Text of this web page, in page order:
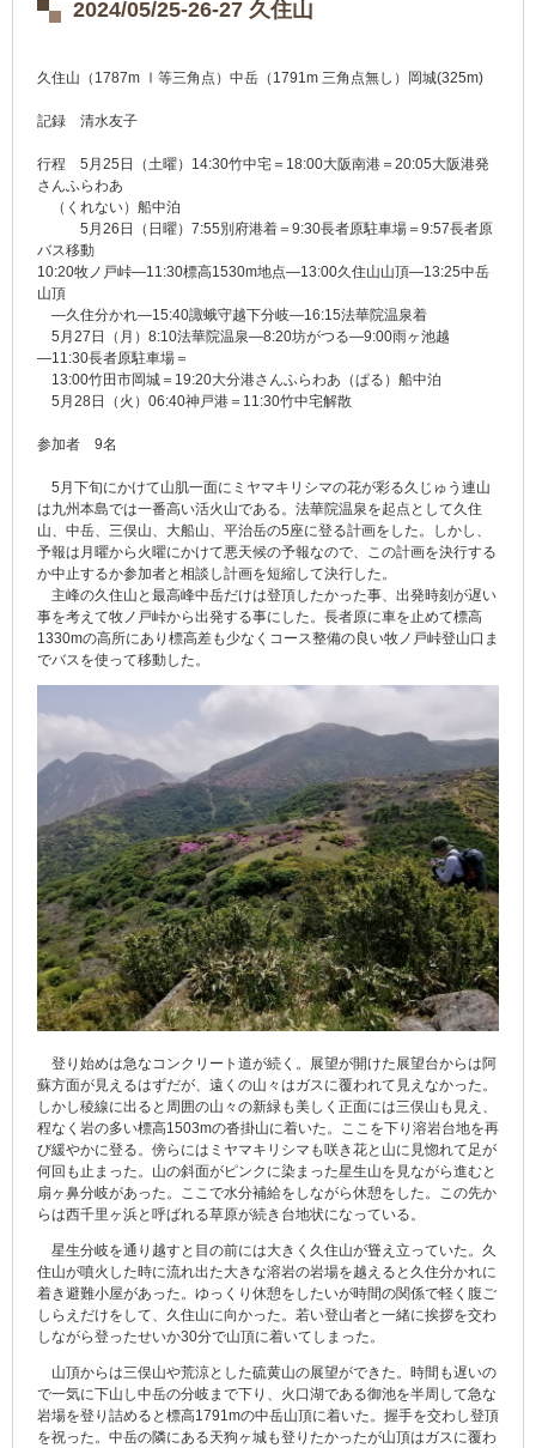
2024/05/25-26-27 久住山
久住山（1787m Ⅰ等三角点）中岳（1791m 三角点無し）岡城(325m)
記録 清水友子
行程 5月25日（土曜）14:30竹中宅＝18:00大阪南港＝20:05大阪港発
さんふらわあ
（くれない）船中泊
5月26日（日曜）7:55別府港着＝9:30長者原駐車場＝9:57長者原
バス移動
10:20牧ノ戸峠―11:30標高1530m地点―13:00久住山山頂―13:25中岳
山頂
―久住分かれ―15:40諏蛾守越下分岐―16:15法華院温泉着
5月27日（月）8:10法華院温泉―8:20坊がつる―9:00雨ヶ池越
―11:30長者原駐車場＝
13:00竹田市岡城＝19:20大分港さんふらわあ（ぱる）船中泊
5月28日（火）06:40神戸港＝11:30竹中宅解散
参加者 9名
5月下旬にかけて山肌一面にミヤマキリシマの花が彩る久じゅう連山
は九州本島では一番高い活火山である。法華院温泉を起点として久住
山、中岳、三俣山、大船山、平治岳の5座に登る計画をした。しかし、
予報は月曜から火曜にかけて悪天候の予報なので、この計画を決行する
か中止するか参加者と相談し計画を短縮して決行した。
主峰の久住山と最高峰中岳だけは登頂したかった事、出発時刻が遅い
事を考えて牧ノ戸峠から出発する事にした。長者原に車を止めて標高
1330mの高所にあり標高差も少なくコース整備の良い牧ノ戸峠登山口ま
でバスを使って移動した。
登り始めは急なコンクリート道が続く。展望が開けた展望台からは阿
蘇方面が見えるはずだが、遠くの山々はガスに覆われて見えなかった。
しかし稜線に出ると周囲の山々の新緑も美しく正面には三俣山も見え、
程なく岩の多い標高1503mの沓掛山に着いた。ここを下り溶岩台地を再
び緩やかに登る。傍らにはミヤマキリシマも咲き花と山に見惚れて足が
何回も止まった。山の斜面がピンクに染まった星生山を見ながら進むと
扇ヶ鼻分岐があった。ここで水分補給をしながら休憩をした。この先か
らは西千里ヶ浜と呼ばれる草原が続き台地状になっている。
星生分岐を通り越すと目の前には大きく久住山が聳え立っていた。久
住山が噴火した時に流れ出た大きな溶岩の岩場を越えると久住分かれに
着き避難小屋があった。ゆっくり休憩をしたいが時間の関係で軽く腹ご
しらえだけをして、久住山に向かった。若い登山者と一緒に挨拶を交わ
しながら登ったせいか30分で山頂に着いてしまった。
山頂からは三俣山や荒涼とした硫黄山の展望ができた。時間も遅いの
で一気に下山し中岳の分岐まで下り、火口湖である御池を半周して急な
岩場を登り詰めると標高1791mの中岳山頂に着いた。握手を交わし登頂
を祝った。中岳の隣にある天狗ヶ城も登りたかったが山頂はガスに覆わ